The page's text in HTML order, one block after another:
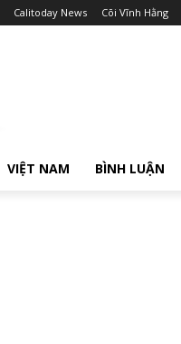
Calitoday News Cõi Vĩnh Hằng
VIỆT NAM BÌNH LUẬN